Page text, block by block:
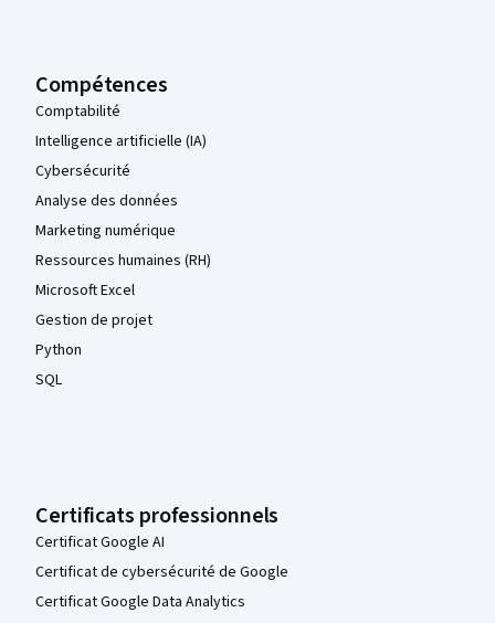
Compétences
Comptabilité
Intelligence artificielle (IA)
Cybersécurité
Analyse des données
Marketing numérique
Ressources humaines (RH)
Microsoft Excel
Gestion de projet
Python
SQL
Certificats professionnels
Certificat Google AI
Certificat de cybersécurité de Google
Certificat Google Data Analytics